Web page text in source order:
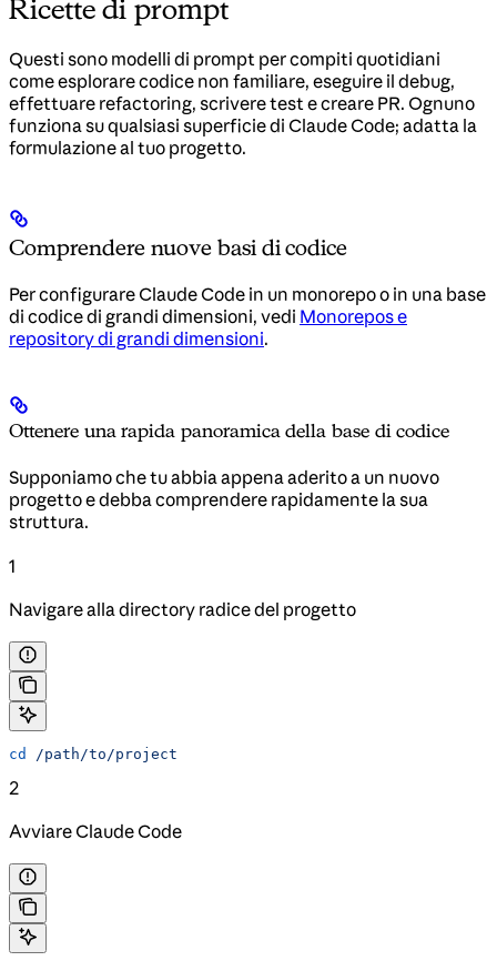
Ricette di prompt
Questi sono modelli di prompt per compiti quotidiani
come esplorare codice non familiare, eseguire il debug,
effettuare refactoring, scrivere test e creare PR. Ognuno
funziona su qualsiasi superficie di Claude Code; adatta la
formulazione al tuo progetto.
Comprendere nuove basi di codice
Per configurare Claude Code in un monorepo o in una base
di codice di grandi dimensioni, vedi Monorepos e
repository di grandi dimensioni.
Ottenere una rapida panoramica della base di codice
Supponiamo che tu abbia appena aderito a un nuovo
progetto e debba comprendere rapidamente la sua
struttura.
1
Navigare alla directory radice del progetto
cd /path/to/project
2
Avviare Claude Code